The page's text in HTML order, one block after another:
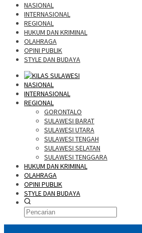
NASIONAL
INTERNASIONAL
REGIONAL
HUKUM DAN KRIMINAL
OLAHRAGA
OPINI PUBLIK
STYLE DAN BUDAYA
NASIONAL
INTERNASIONAL
REGIONAL
GORONTALO
SULAWESI BARAT
SULAWESI UTARA
SULAWESI TENGAH
SULAWESI SELATAN
SULAWESI TENGGARA
HUKUM DAN KRIMINAL
OLAHRAGA
OPINI PUBLIK
STYLE DAN BUDAYA